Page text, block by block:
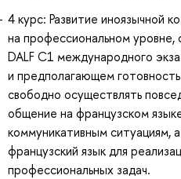
4 курс: Развитие иноязычной
на профессиональном
DALF C1 международного
и предполагающем
свободно осуществлять
общение на французском
коммуникативным ситуациям,
французский язык для
профессиональных задач.